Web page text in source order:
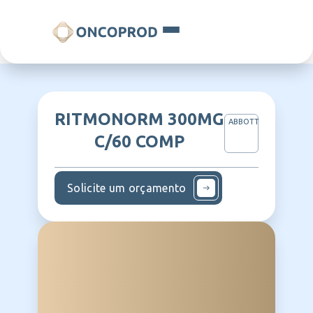
RITMONORM 300MG
C/60 COMP
ABBOTT
Solicite um orçamento